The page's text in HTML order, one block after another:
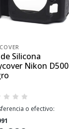
Silicona
Nikon D500
o efectivo: